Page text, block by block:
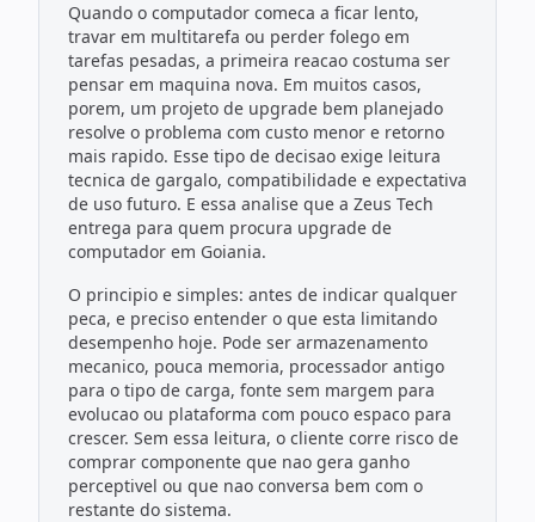
Todos os produtos Seleções
Crédito Atendimento
Quando o computador comeca a ficar lento,
travar em multitarefa ou perder folego em
tarefas pesadas, a primeira reacao costuma ser
pensar em maquina nova. Em muitos casos,
porem, um projeto de upgrade bem planejado
resolve o problema com custo menor e retorno
mais rapido. Esse tipo de decisao exige leitura
tecnica de gargalo, compatibilidade e expectativa
de uso futuro. E essa analise que a Zeus Tech
entrega para quem procura upgrade de
computador em Goiania.
O principio e simples: antes de indicar qualquer
peca, e preciso entender o que esta limitando
desempenho hoje. Pode ser armazenamento
mecanico, pouca memoria, processador antigo
para o tipo de carga, fonte sem margem para
evolucao ou plataforma com pouco espaco para
crescer. Sem essa leitura, o cliente corre risco de
comprar componente que nao gera ganho
perceptivel ou que nao conversa bem com o
restante do sistema.